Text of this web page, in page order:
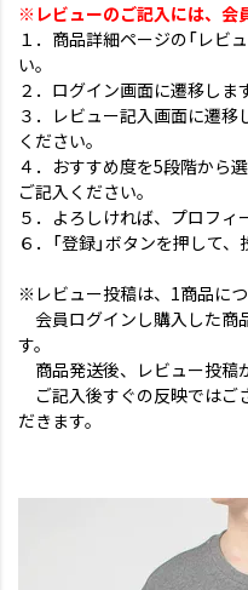
※レビューのご記入には、会
１．商品詳細ページの「レビ
い。
２．ログイン画面に遷移しま
３．レビュー記入画面に遷
ください。
４．おすすめ度を5段階から
ご記入ください。
５．よろしければ、プロフィ
６．「登録」ボタンを押して、
※レビュー投稿は、1商品に
会員ログインし購入した商
す。
商品発送後、レビュー投稿
ご記入後すぐの反映ではご
だきます。